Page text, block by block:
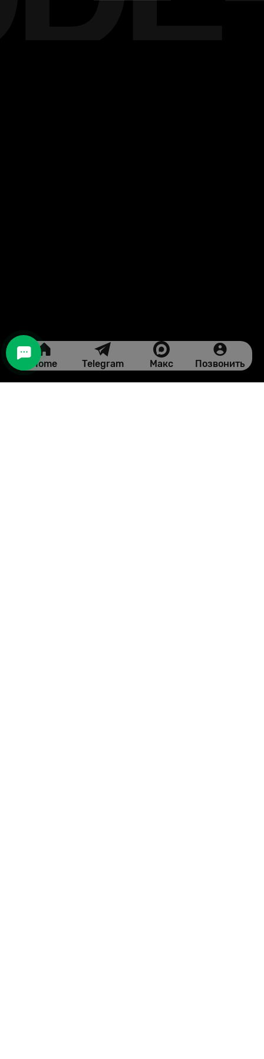
Home Telegram Макс Позвонить